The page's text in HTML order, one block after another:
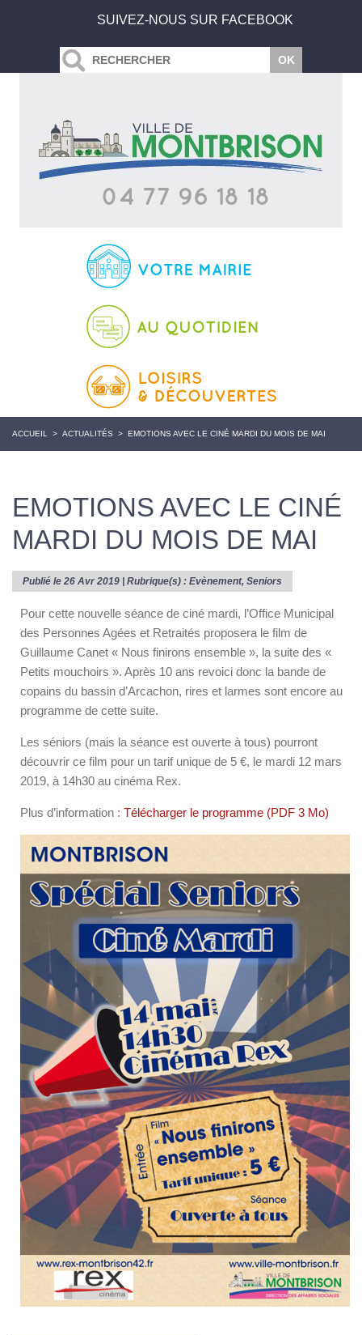
SUIVEZ-NOUS SUR FACEBOOK
ACCUEIL > ACTUALITÉS > EMOTIONS AVEC LE CINÉ MARDI DU MOIS DE MAI
EMOTIONS AVEC LE CINÉ
MARDI DU MOIS DE MAI
Publié le 26 Avr 2019 | Rubrique(s) : Evènement, Seniors
Pour cette nouvelle séance de ciné mardi, l’Office Municipal
des Personnes Agées et Retraités proposera le film de
Guillaume Canet « Nous finirons ensemble », la suite des «
Petits mouchoirs ». Après 10 ans revoici donc la bande de
copains du bassin d’Arcachon, rires et larmes sont encore au
programme de cette suite.
Les séniors (mais la séance est ouverte à tous) pourront
découvrir ce film pour un tarif unique de 5 €, le mardi 12 mars
2019, à 14h30 au cinéma Rex.
Plus d’information : Télécharger le programme (PDF 3 Mo)